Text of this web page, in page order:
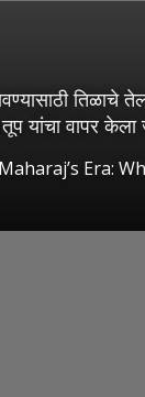
तिळाचे
यांचा वापर
Era: